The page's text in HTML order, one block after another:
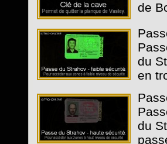
de
du
en
du